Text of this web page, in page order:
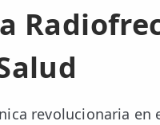
revolucionaria